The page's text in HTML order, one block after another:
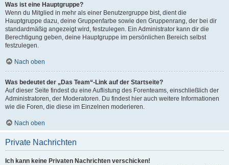
Was ist eine Hauptgruppe?
Wenn du Mitglied in mehr als einer Benutzergruppe bist, dient die
Hauptgruppe dazu, deine Gruppenfarbe sowie den Gruppenrang, der bei dir
standardmäßig angezeigt wird, festzulegen. Ein Administrator kann dir die
Berechtigung geben, deine Hauptgruppe im persönlichen Bereich selbst
festzulegen.
Nach oben
Was bedeutet der „Das Team“-Link auf der Startseite?
Auf dieser Seite findest du eine Auflistung des Forenteams, einschließlich der
Administratoren, der Moderatoren. Du findest hier auch weitere Informationen
wie die Foren, die diese im Einzelnen moderieren.
Nach oben
Private Nachrichten
Ich kann keine Privaten Nachrichten verschicken!